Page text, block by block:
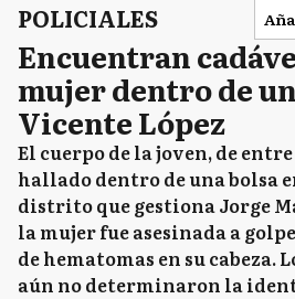
POLICIALES
Encuentran
mujer dentro de
Vicente López
El cuerpo de la joven, de entre
hallado dentro de una bolsa
distrito que gestiona Jorge
la mujer fue asesinada a
de hematomas en su cabeza.
aún no determinaron la